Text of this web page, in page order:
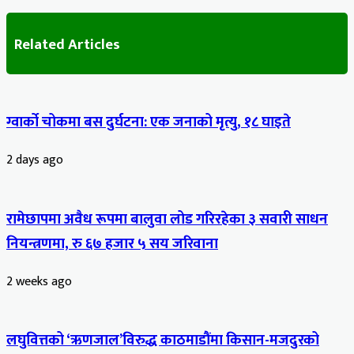
Related Articles
ग्वार्को चोकमा बस दुर्घटना: एक जनाको मृत्यु, १८ घाइते
2 days ago
रामेछापमा अवैध रूपमा बालुवा लोड गरिरहेका ३ सवारी साधन
नियन्त्रणमा, रु ६७ हजार ५ सय जरिवाना
2 weeks ago
लघुवित्तको ‘ऋणजाल’विरुद्ध काठमाडौंमा किसान-मजदुरको